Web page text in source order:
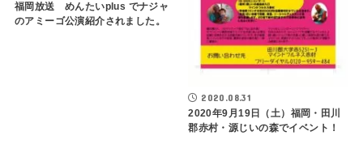
福岡放送 めんたいplus でナジャ
のアミーゴ公演紹介されました。
2020.08.31
2020年9月19日（土）福岡・田川
郡赤村・源じいの森でイベント！